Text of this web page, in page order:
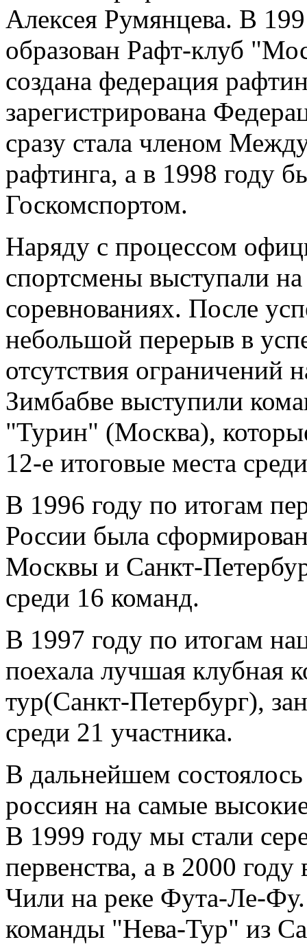
Алексея Румянцева. В
образован Рафт-клуб
создана федерация
зарегистрирована
сразу стала членом
рафтинга, а в 1998 году
Госкомспортом.
Наряду с процессом
спортсмены выступали
соревнованиях. После
небольшой перерыв в
отсутствия ограничений
Зимбабве выступили
"Турин" (Москва),
12-е итоговые места
В 1996 году по итогам
России была
Москвы и Санкт-
среди 16 команд.
В 1997 году по итогам
поехала лучшая клубная
тур(Санкт-Петербург),
среди 21 участника.
В дальнейшем
россиян на самые
В 1999 году мы стали
первенства, а в 2000
Чили на реке Фута-Ле-
команды "Нева-Тур" из